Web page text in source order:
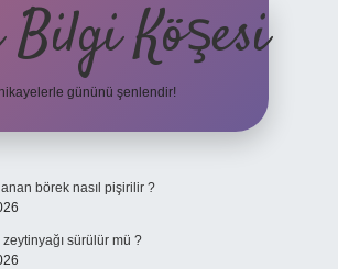
Bilgi Köşesi
hikayelerle gününü şenlendir!
börek nasıl pişirilir ?
sürülür mü ?